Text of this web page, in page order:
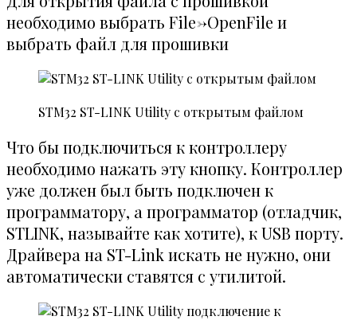
необходимо выбрать File->OpenFile и
выбрать файл для прошивки
STM32 ST-LINK Utility с открытым файлом
Что бы подключиться к контроллеру
необходимо нажать эту кнопку. Контроллер
уже должен был быть подключен к
программатору, а программатор (отладчик,
STLINK, называйте как хотите), к USB порту.
Драйвера на ST-Link искать не нужно, они
автоматически ставятся с утилитой.